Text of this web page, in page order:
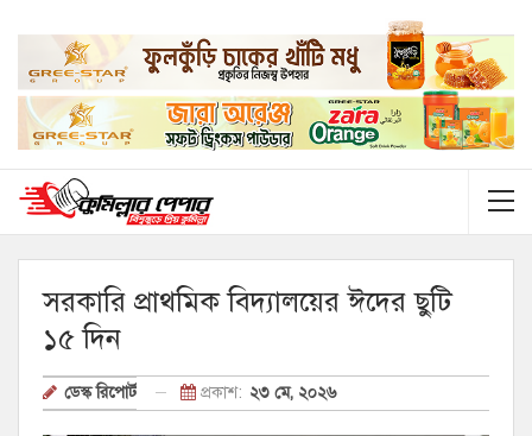
সরকারি প্রাথমিক বিদ্যালয়ের ঈদের ছুটি
১৫ দিন
ডেস্ক রিপোর্ট প্রকাশ: ২৩ মে, ২০২৬